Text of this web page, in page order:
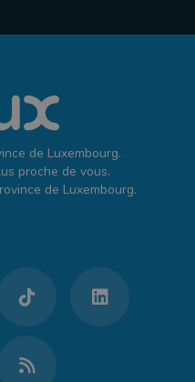
de Luxembourg.
proche de vous.
de Luxembourg.